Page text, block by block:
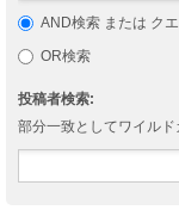
AND検索 または ク
OR検索
投稿者検索:
部分一致としてワイル